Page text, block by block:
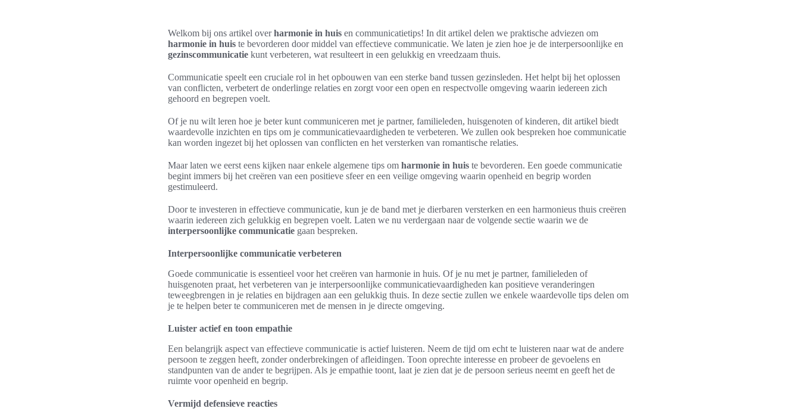
Welkom bij ons artikel overharmonie in huis en communicatietips! In dit artikel delen we praktische adviezen om
harmonie in huis te bevorderen door middel van effectieve communicatie. We laten je zien hoe je de interpersoonlijke en
gezinscommunicatie kunt verbeteren, wat resulteert in een gelukkig en vreedzaam thuis.
Communicatie speelt een cruciale rol in het opbouwen van een sterke band tussen gezinsleden. Het helpt bij het oplossen
van conflicten, verbetert de onderlinge relaties en zorgt voor een open en respectvolle omgeving waarin iedereen zich
gehoord en begrepen voelt.
Of je nu wilt leren hoe je beter kunt communiceren met je partner, familieleden, huisgenoten of kinderen, dit artikel biedt
waardevolle inzichten en tips om je communicatievaardigheden te verbeteren. We zullen ook bespreken hoe communicatie
kan worden ingezet bij het oplossen van conflicten en het versterken van romantische relaties.
Maar laten we eerst eens kijken naar enkele algemene tips om harmonie in huis te bevorderen. Een goede communicatie
begint immers bij het creëren van een positieve sfeer en een veilige omgeving waarin openheid en begrip worden
gestimuleerd.
Door te investeren in effectieve communicatie, kun je de band met je dierbaren versterken en een harmonieus thuis creëren
waarin iedereen zich gelukkig en begrepen voelt. Laten we nu verdergaan naar de volgende sectie waarin we de
interpersoonlijke communicatie gaan bespreken.
Interpersoonlijke communicatie verbeteren
Goede communicatie is essentieel voor het creëren van harmonie in huis. Of je nu met je partner, familieleden of
huisgenoten praat, het verbeteren van je interpersoonlijke communicatievaardigheden kan positieve veranderingen
teweegbrengen in je relaties en bijdragen aan een gelukkig thuis. In deze sectie zullen we enkele waardevolle tips delen om
je te helpen beter te communiceren met de mensen in je directe omgeving.
Luister actief en toon empathie
Een belangrijk aspect van effectieve communicatie is actief luisteren. Neem de tijd om echt te luisteren naar wat de andere
persoon te zeggen heeft, zonder onderbrekingen of afleidingen. Toon oprechte interesse en probeer de gevoelens en
standpunten van de ander te begrijpen. Als je empathie toont, laat je zien dat je de persoon serieus neemt en geeft het de
ruimte voor openheid en begrip.
Vermijd defensieve reacties